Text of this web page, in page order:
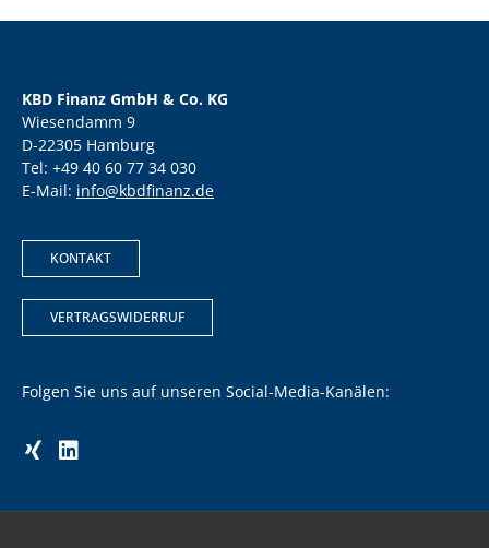
KBD Finanz GmbH & Co. KG
Wiesendamm 9
D-22305 Hamburg
Tel: +49 40 60 77 34 030
E-Mail: info@kbdfinanz.de
KONTAKT
VERTRAGSWIDERRUF
Folgen Sie uns auf unseren Social-Media-Kanälen: